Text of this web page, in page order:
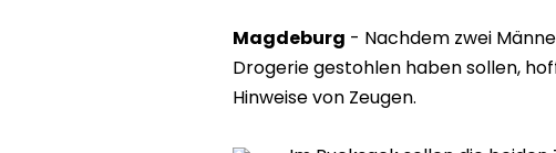
Magdeburg - Nachdem zwei
Drogerie gestohlen haben sollen,
Hinweise von Zeugen.